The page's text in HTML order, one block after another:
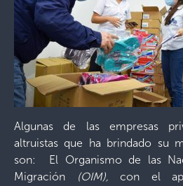
Algunas de las empresas
altruistas que ha brindado su
son: El Organismo de las
Migración
(OIM),con el